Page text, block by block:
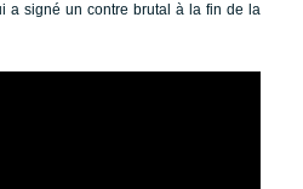
a signé un contre brutal à la fin de la